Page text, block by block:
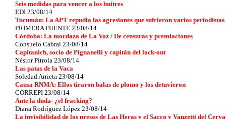
Seis medidas para vencer a los buitres
EDI 23/08/14
Tucumán: La APT repudia las agresiones que sufrieron varios periodistas
PRIMERA FUENTE 23/08/14
Córdoba: La mordaza de La Voz / De censuras y premiaciones
Consuelo Cabral 23/08/14
Capitanich, socio de Pignanelli y capitán del lock-out
Néstor Pitrola 23/08/14
Las patas de la Vaca
Soledad Arrieta 23/08/14
Causa RNMA: Ellos tiraron balas de plomo y los detuvieron
CORREPI 23/08/14
Ante la duda- ¿el fracking?
Diana Rodríguez López 23/08/14
La invisibilidad de los presos de Las Heras y el Sacco y Vanzetti del